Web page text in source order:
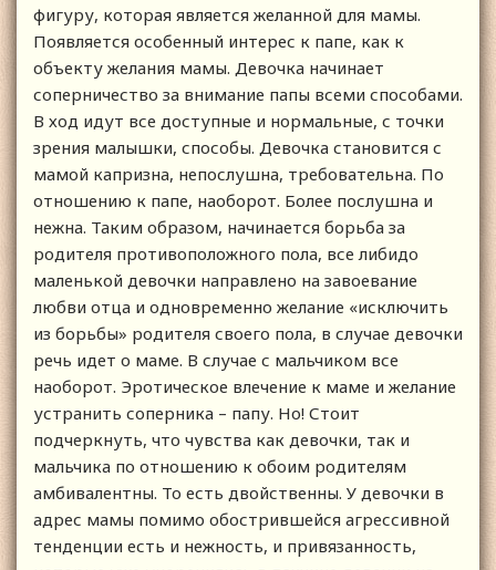
фигуру, которая является желанной для мамы.
Появляется особенный интерес к папе, как к
объекту желания мамы. Девочка начинает
соперничество за внимание папы всеми способами.
В ход идут все доступные и нормальные, с точки
зрения малышки, способы. Девочка становится с
мамой капризна, непослушна, требовательна. По
отношению к папе, наоборот. Более послушна и
нежна. Таким образом, начинается борьба за
родителя противоположного пола, все либидо
маленькой девочки направлено на завоевание
любви отца и одновременно желание «исключить
из борьбы» родителя своего пола, в случае девочки
речь идет о маме. В случае с мальчиком все
наоборот. Эротическое влечение к маме и желание
устранить соперника – папу. Но! Стоит
подчеркнуть, что чувства как девочки, так и
мальчика по отношению к обоим родителям
амбивалентны. То есть двойственны. У девочки в
адрес мамы помимо обострившейся агрессивной
тенденции есть и нежность, и привязанность,